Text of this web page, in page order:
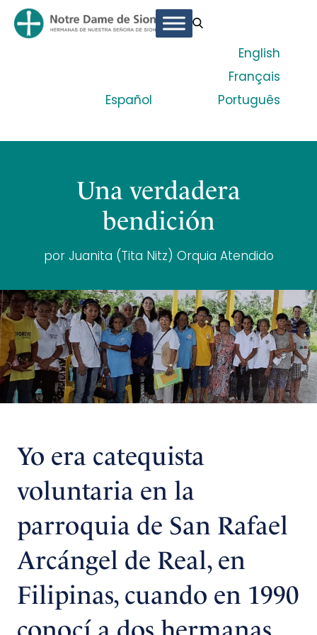
Español
English
Français
Português
Una verdadera
bendición
por Juanita (Tita Nitz) Orquia Atendido
Yo era catequista
voluntaria en la
parroquia de San Rafael
Arcángel de Real, en
Filipinas, cuando en 1990